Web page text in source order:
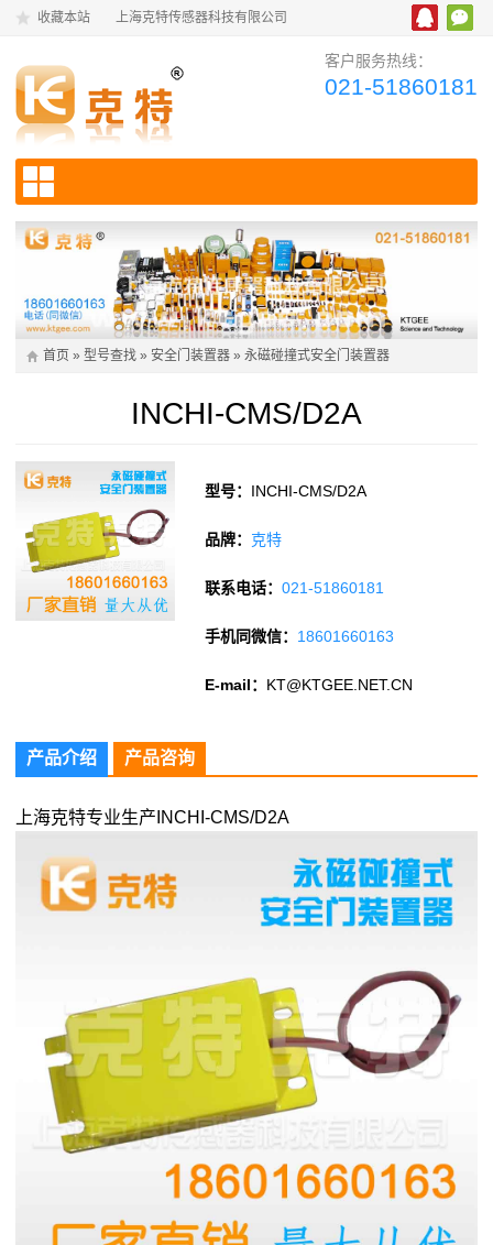
收藏本站 上海克特传感器科技有限公司
客户服务热线：
021-51860181
首页 » 型号查找 » 安全门装置器 » 永磁碰撞式安全门装置器
INCHI-CMS/D2A
型号： INCHI-CMS/D2A
品牌： 克特
联系电话：021-51860181
手机同微信： 18601660163
E-mail： KT@KTGEE.NET.CN
产品介绍 产品咨询
上海克特专业生产INCHI-CMS/D2A